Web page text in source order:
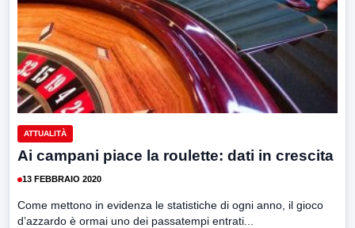
ATTUALITÀ
Ai campani piace la roulette: dati in crescita
13 FEBBRAIO 2020
Come mettono in evidenza le statistiche di ogni anno, il gioco
d’azzardo è ormai uno dei passatempi entrati...